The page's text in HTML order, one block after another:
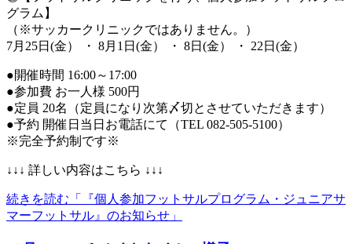
グラム】
（※サッカークリニックではありません。）
7月25日(金） ・ 8月1日(金） ・ 8日(金） ・ 22日(金）
●開催時間 16:00～17:00
●参加費 お一人様 500円
●定員 20名（定員になり次第〆切とさせていただきます）
●予約 開催日当日お電話にて（TEL 082-505-5100）
※完全予約制です※
↓↓↓ 詳しい内容はこちら ↓↓↓
続きを読む「『個人参加フットサルプログラム・ジュニアサ
マーフットサル』のお知らせ」